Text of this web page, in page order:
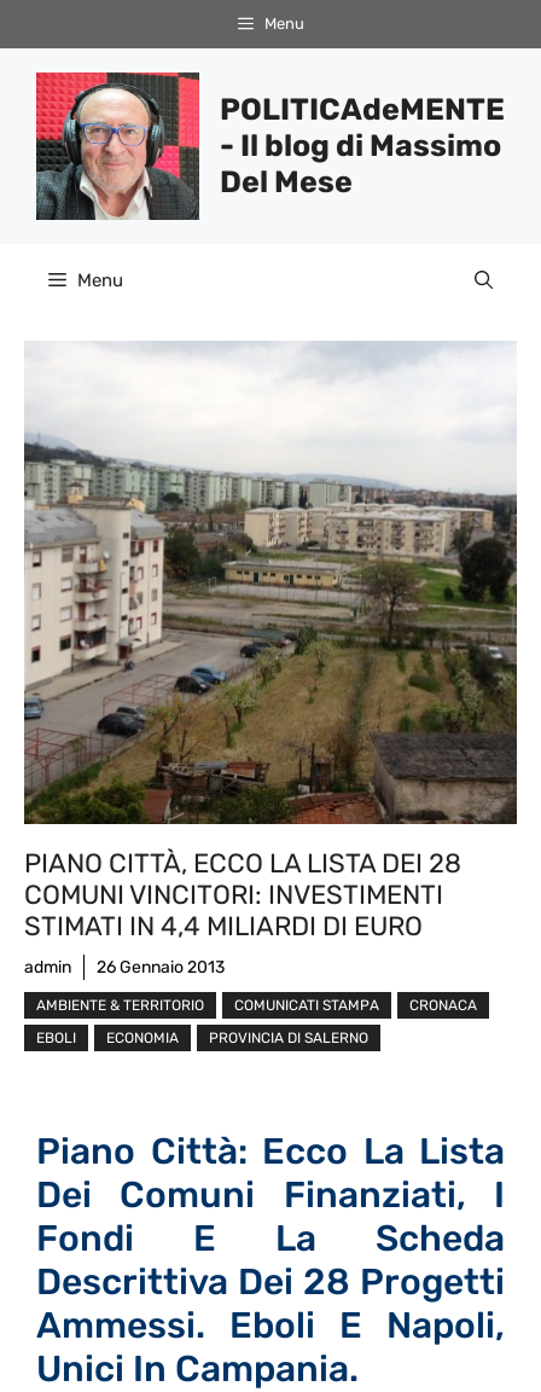
al
contenuto
Menu
POLITICAdeMENTE
- Il blog di Massimo
Del Mese
Menu
PIANO CITTÀ, ECCO LA LISTA DEI 28
COMUNI VINCITORI: INVESTIMENTI
STIMATI IN 4,4 MILIARDI DI EURO
admin 26 Gennaio 2013
AMBIENTE & TERRITORIO COMUNICATI STAMPA
CRONACA
EBOLI
ECONOMIA PROVINCIA DI SALERNO
Piano Città: Ecco La Lista
Dei Comuni Finanziati, I
Fondi E La Scheda
Descrittiva Dei 28 Progetti
Ammessi. Eboli E Napoli,
Unici In Campania.